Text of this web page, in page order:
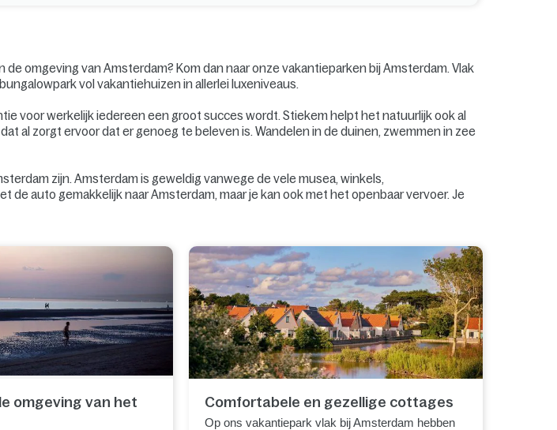
omgeving van Amsterdam? Kom dan naar onze vakantieparken bij Amsterdam. Vlak
vol vakantiehuizen in allerlei luxeniveaus.
voor werkelijk iedereen een groot succes wordt. Stiekem helpt het natuurlijk ook al
al zorgt ervoor dat er genoeg te beleven is. Wandelen in de duinen, zwemmen in zee
zijn. Amsterdam is geweldig vanwege de vele musea, winkels,
auto gemakkelijk naar Amsterdam, maar je kan ook met het openbaar vervoer. Je
omgeving van het
Comfortabele en gezellige cottages
Op ons vakantiepark vlak bij Amsterdam hebben